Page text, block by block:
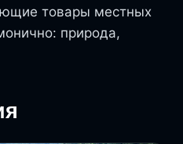
товары местных
природа,